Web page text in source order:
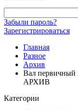
Забыли пароль?
Зарегистрироваться
Главная
Разное
Архив
Вал первичный
АРХИВ
Категории